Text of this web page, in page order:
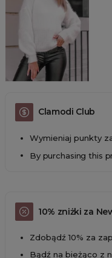
Clamodi Club
Wymieniaj punkty
By purchasing this
10% zniżki za
Zdobądź 10% za
Bądź na bieżąco z